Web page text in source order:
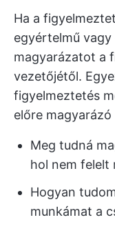
Ha a
egyértelmű vagy
magyarázatot a
vezetőjétől.
figyelmeztetés
előre
Meg tudná
hol nem felelt
Hogyan
munkámat a